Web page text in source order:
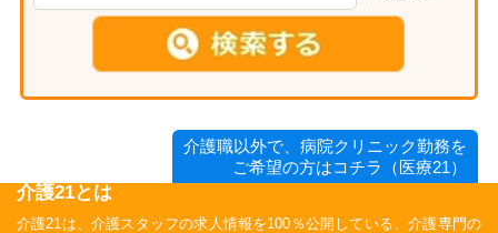
介護職以外で、病院クリニック勤務を
ご希望の方はコチラ（医療21）
介護21とは
介護21は、介護スタッフの求人情報を100％公開している、介護専門の